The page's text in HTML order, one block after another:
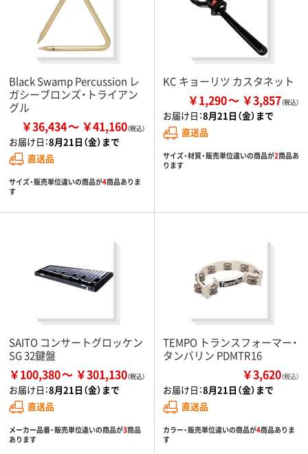
Black Swamp Percussion レ
ガシーブロンズ・トライアン
グル
￥36,434 ￥41,160
お届け日：8月21日（金）まで
直送品
サイズ・販売単位違いの商品が4商品ありま
す
KC キョーリツ カスタネット
￥1,290 ￥3,857
お届け日：8月21日（金）まで
直送品
サイズ・材質・販売単位違いの商品が2商品あ
ります
SAITO コンサートグロッケン
SG 32鍵盤
￥100,380 ￥301,130
お届け日：8月21日（金）まで
直送品
メーカー品番・販売単位違いの商品が3商品
あります
TEMPO トランスフォーマー・
タンバリン PDMTR16
￥3,620（税込）
お届け日：8月21日（金）まで
直送品
カラー・販売単位違いの商品が4商品ありま
す